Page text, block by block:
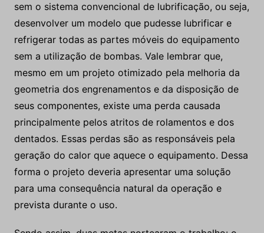
sem o sistema convencional de lubrificação, ou seja,
desenvolver um modelo que pudesse lubrificar e
refrigerar todas as partes móveis do equipamento
sem a utilização de bombas. Vale lembrar que,
mesmo em um projeto otimizado pela melhoria da
geometria dos engrenamentos e da disposição de
seus componentes, existe uma perda causada
principalmente pelos atritos de rolamentos e dos
dentados. Essas perdas são as responsáveis pela
geração do calor que aquece o equipamento. Dessa
forma o projeto deveria apresentar uma solução
para uma consequência natural da operação e
prevista durante o uso.